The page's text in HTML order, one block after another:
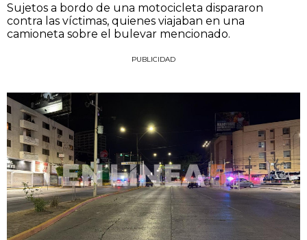
Sujetos a bordo de una motocicleta dispararon
contra las víctimas, quienes viajaban en una
camioneta sobre el bulevar mencionado.
PUBLICIDAD